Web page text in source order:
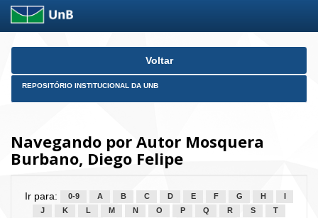
Skip
Voltar
REPOSITÓRIO INSTITUCIONAL DA UNB
Navegando por Autor Mosquera
Burbano, Diego Felipe
Ir para: 0-9 A B C D E F G H
J
K L M N O P Q R S
T